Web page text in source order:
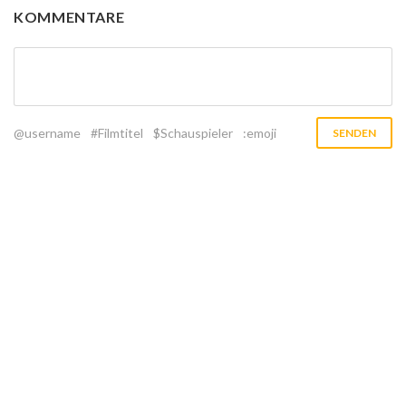
KOMMENTARE
@username #Filmtitel $Schauspieler :emoji